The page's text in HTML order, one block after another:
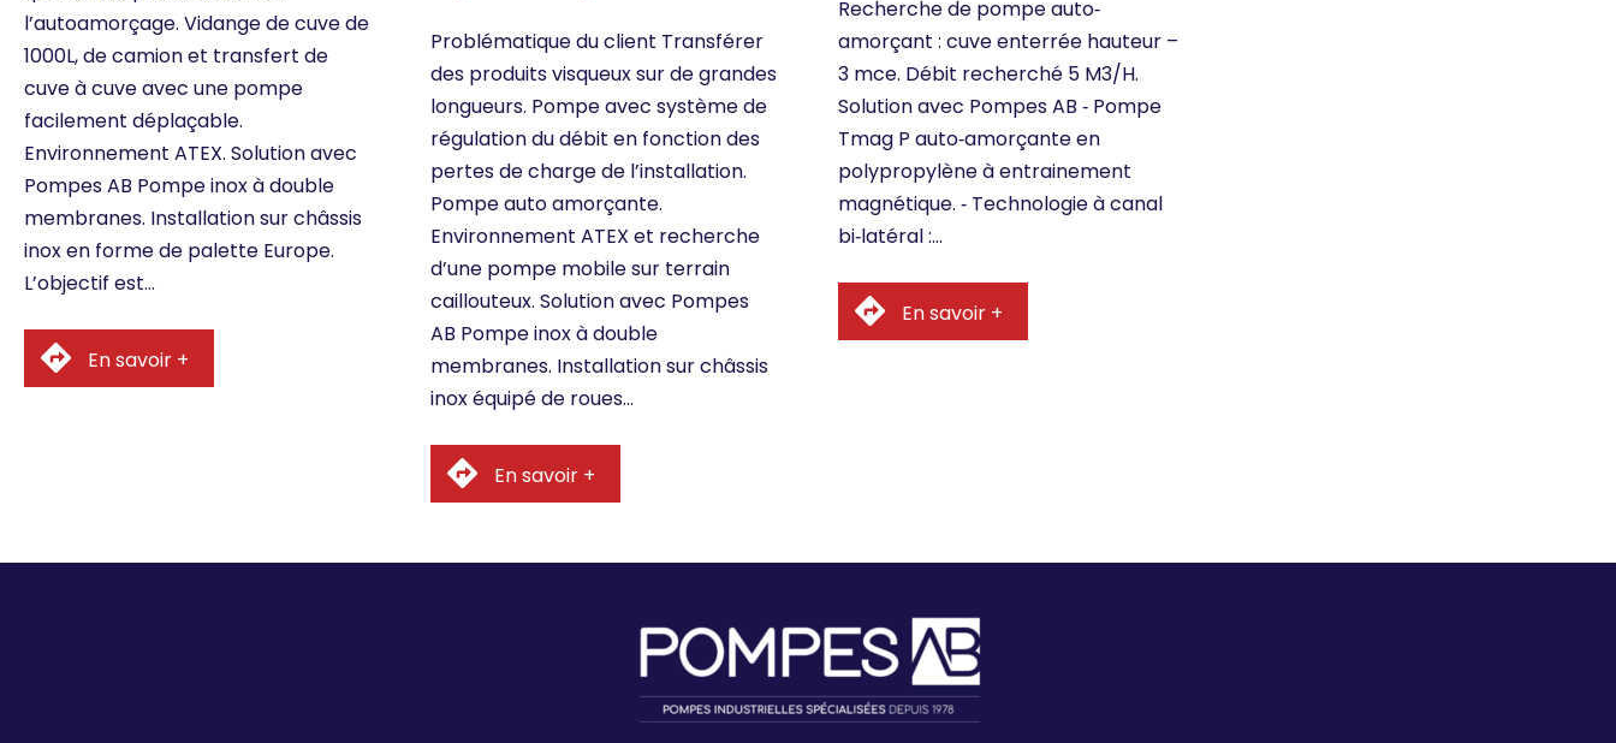
l’autoamorçage. Vidange de cuve de
1000L, de camion et transfert de
cuve à cuve avec une pompe
facilement déplaçable.
Environnement ATEX. Solution avec
Pompes AB Pompe inox à double
membranes. Installation sur châssis
inox en forme de palette Europe.
L’objectif est…
En savoir +
Problématique du client Transférer
des produits visqueux sur de grandes
longueurs. Pompe avec système de
régulation du débit en fonction des
pertes de charge de l’installation.
Pompe auto amorçante.
Environnement ATEX et recherche
d’une pompe mobile sur terrain
caillouteux. Solution avec Pompes
AB Pompe inox à double
membranes. Installation sur châssis
inox équipé de roues…
En savoir +
Recherche de pompe auto‐
amorçant : cuve enterrée hauteur –
3 mce. Débit recherché 5 M3/H.
Solution avec Pompes AB ‐ Pompe
Tmag P auto‐amorçante en
polypropylène à entrainement
magnétique. ‐ Technologie à canal
bi‐latéral :…
En savoir +